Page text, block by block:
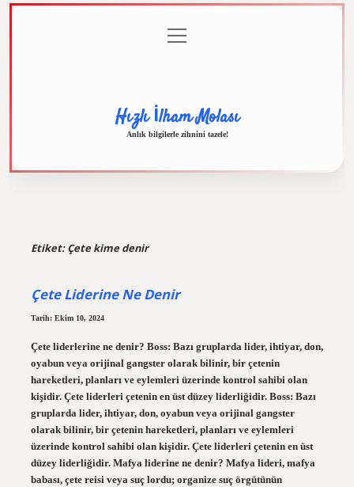
menüyü
aç
Hızlı İlham Molası
Anlık bilgilerle zihnini tazele!
Etiket:Çete kime denir
Çete Liderine Ne Denir
Tarih: Ekim 10, 2024
Çete liderlerine ne denir? Boss: Bazı gruplarda lider, ihtiyar, don,
oyabun veya orijinal gangster olarak bilinir, bir çetenin
hareketleri, planları ve eylemleri üzerinde kontrol sahibi olan
kişidir. Çete liderleri çetenin en üst düzey liderliğidir. Boss: Bazı
gruplarda lider, ihtiyar, don, oyabun veya orijinal gangster
olarak bilinir, bir çetenin hareketleri, planları ve eylemleri
üzerinde kontrol sahibi olan kişidir. Çete liderleri çetenin en üst
düzey liderliğidir. Mafya liderine ne denir? Mafya lideri, mafya
babası, çete reisi veya suç lordu; organize suç örgütünün